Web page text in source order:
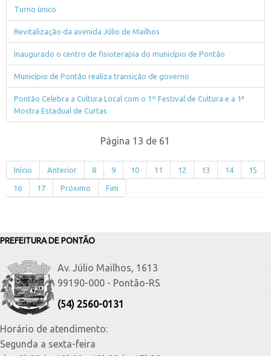
Turno único
Revitalização da avenida Júlio de Mailhos
Inaugurado o centro de fisioterapia do município de Pontão
Município de Pontão realiza transição de governo
Pontão Celebra a Cultura Local com o 1º Festival de Cultura e a 1ª
Mostra Estadual de Curtas
Página 13 de 61
Início Anterior 8 9 10 11 12 13 14 15
16 17 Próximo Fim
PREFEITURA DE PONTÃO
Av. Júlio Mailhos, 1613
99190-000 - Pontão-RS
(54) 2560-0131
Horário de atendimento:
Segunda a sexta-feira